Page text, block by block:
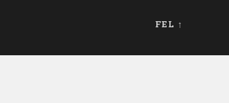
FEL ↑